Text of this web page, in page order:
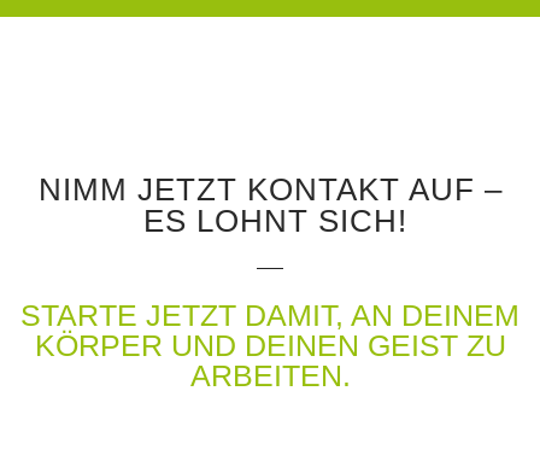
NIMM JETZT KONTAKT AUF –
ES LOHNT SICH!
STARTE JETZT DAMIT, AN DEINEM
KÖRPER UND DEINEN GEIST ZU
ARBEITEN.